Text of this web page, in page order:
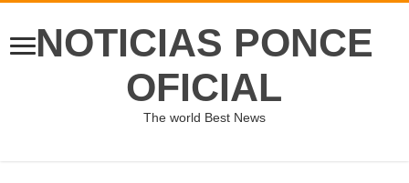
NOTICIAS PONCE
OFICIAL
The world Best News